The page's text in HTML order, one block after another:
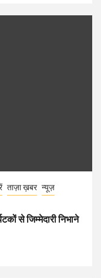
ताज़ा ख़बर न्यूज़
से जिम्मेदारी निभाने